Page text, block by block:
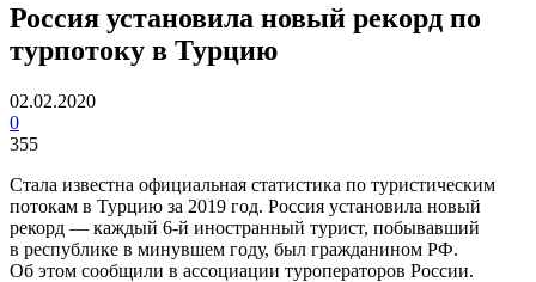
Россия установила новый рекорд по
турпотоку в Турцию
02.02.2020
0
355
Стала известна официальная статистика по туристическим
потокам в Турцию за 2019 год. Россия установила новый
рекорд — каждый 6-й иностранный турист, побывавший
в республике в минувшем году, был гражданином РФ.
Об этом сообщили в ассоциации туроператоров России.